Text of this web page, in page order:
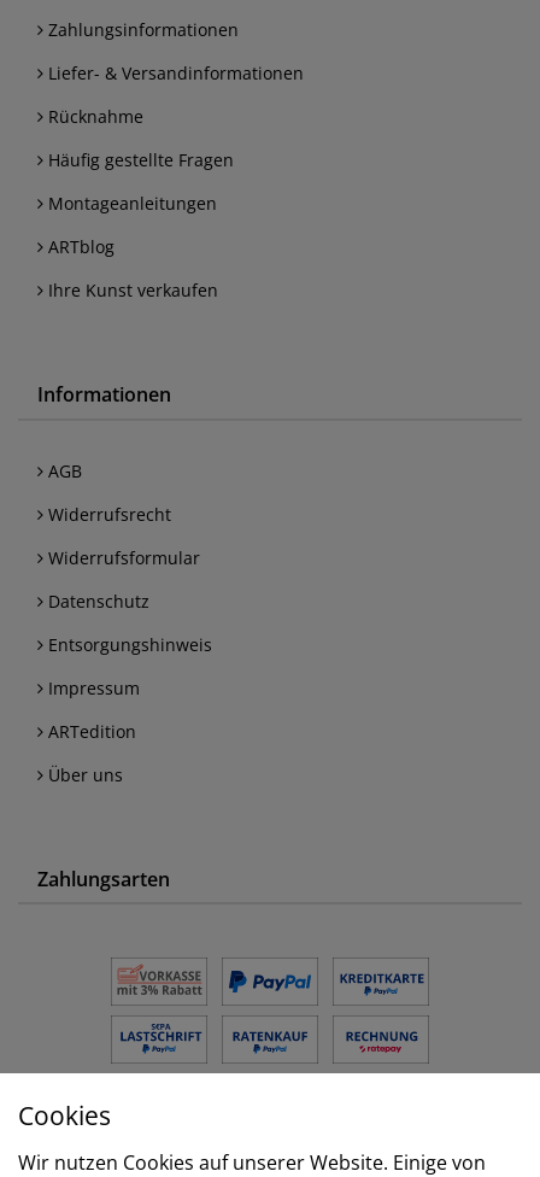
Zahlungsinformationen
Liefer- & Versandinformationen
Rücknahme
Häufig gestellte Fragen
Montageanleitungen
ARTblog
Ihre Kunst verkaufen
Informationen
AGB
Widerrufsrecht
Widerrufsformular
Datenschutz
Entsorgungshinweis
Impressum
ARTedition
Über uns
Zahlungsarten
Versand
Cookies
Wir nutzen Cookies auf unserer Website. Einige von